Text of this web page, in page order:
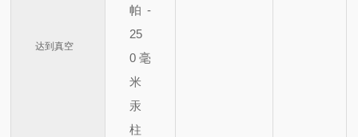
达到真空
帕-
25
0 毫
米
汞
柱